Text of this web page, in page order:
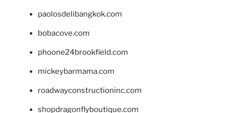
paolosdelibangkok.com
bobacove.com
phoone24brookfield.com
mickeybarmama.com
roadwayconstructioninc.com
shopdragonflyboutique.com